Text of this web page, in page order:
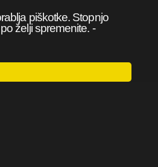
piškotke. Stopnjo
želji spremenite. -